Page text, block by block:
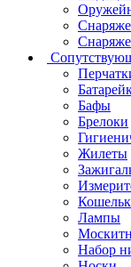
Бафы
Брелоки
Жилеты
Лампы
Набор